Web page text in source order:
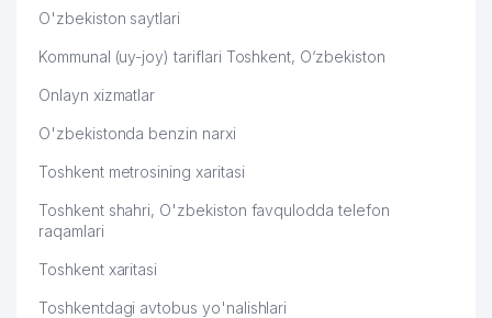
O'zbekiston saytlari
Kommunal (uy-joy) tariflari Toshkent, O‘zbekiston
Onlayn xizmatlar
O'zbekistonda benzin narxi
Toshkent metrosining xaritasi
Toshkent shahri, O'zbekiston favqulodda telefon
raqamlari
Toshkent xaritasi
Toshkentdagi avtobus yo'nalishlari